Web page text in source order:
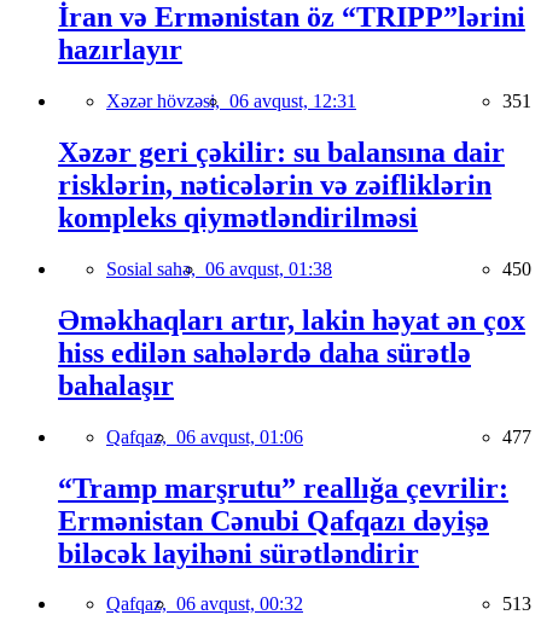
İran və Ermənistan öz “TRIPP”lərini
hazırlayır
Xəzər hövzəsi, 06 avqust, 12:31 351
Xəzər geri çəkilir: su balansına dair
risklərin, nəticələrin və zəifliklərin
kompleks qiymətləndirilməsi
Sosial sahə, 06 avqust, 01:38 450
Əməkhaqları artır, lakin həyat ən çox
hiss edilən sahələrdə daha sürətlə
bahalaşır
Qafqaz, 06 avqust, 01:06 477
“Tramp marşrutu” reallığa çevrilir:
Ermənistan Cənubi Qafqazı dəyişə
biləcək layihəni sürətləndirir
Qafqaz, 06 avqust, 00:32 513